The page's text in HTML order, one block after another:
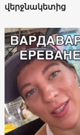
վերջնակետից